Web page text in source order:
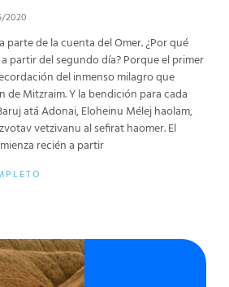
2020
parte de la cuenta del Omer. ¿Por qué
partir del segundo día? Porque el primer
del inmenso milagro que
Mitzraim. Y la bendición para cada
atá Adonai, Eloheinu Mélej haolam,
vetzivanu al sefirat haomer. El
recién a partir